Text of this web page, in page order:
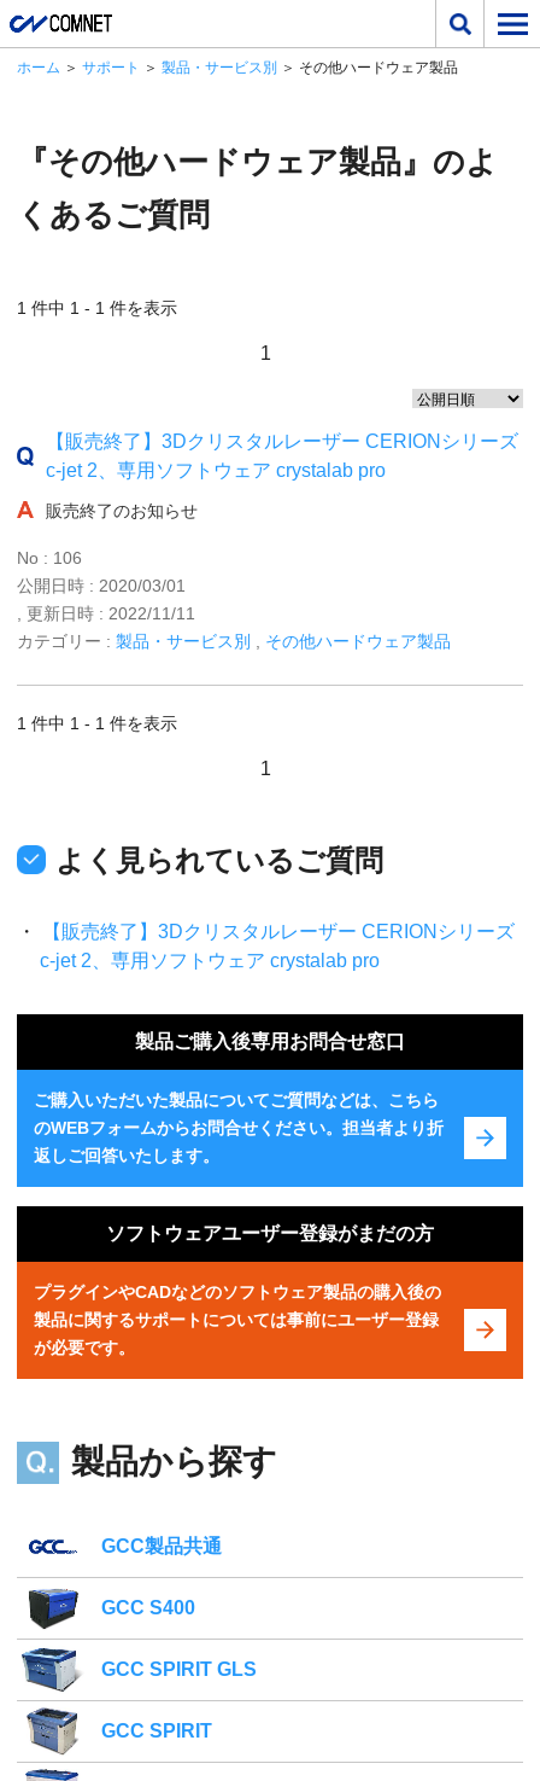
ホーム ＞ サポート ＞ 製品・サービス別 ＞ その他ハードウェア製品
『その他ハードウェア製品』のよ
くあるご質問
1 件中 1 - 1 件を表示
1
【販売終了】3Dクリスタルレーザー CERIONシリーズ
c-jet 2、専用ソフトウェア crystalab pro
販売終了のお知らせ
No : 106
公開日時 : 2020/03/01
, 更新日時 : 2022/11/11
カテゴリー : 製品・サービス別 その他ハードウェア製品
1 件中 1 - 1 件を表示
1
よく見られているご質問
【販売終了】3Dクリスタルレーザー CERIONシリーズ
c-jet 2、専用ソフトウェア crystalab pro
製品ご購入後専用お問合せ窓口
ご購入いただいた製品についてご質問などは、こちら
のWEBフォームからお問合せください。担当者より折
返しご回答いたします。
ソフトウェアユーザー登録がまだの方
プラグインやCADなどのソフトウェア製品の購入後の
製品に関するサポートについては事前にユーザー登録
が必要です。
製品から探す
GCC製品共通
GCC S400
GCC SPIRIT GLS
GCC SPIRIT